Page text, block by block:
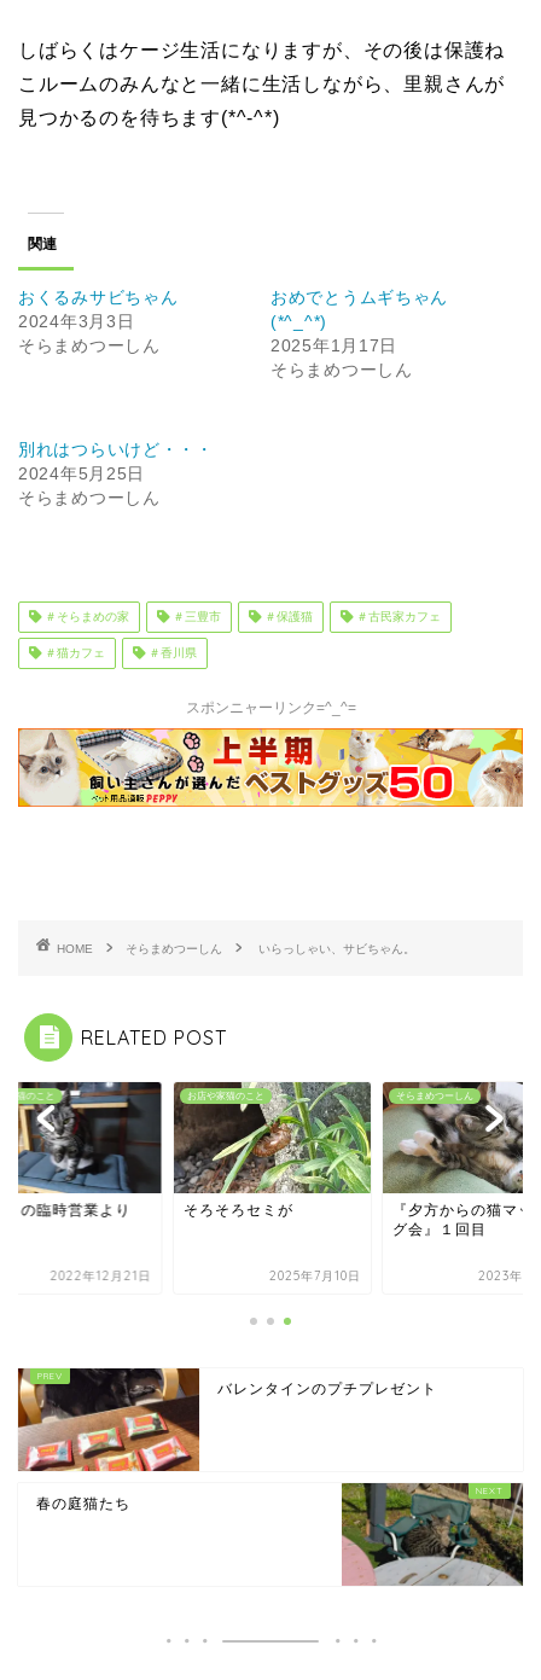
しばらくはケージ生活になりますが、その後は保護ね
こルームのみんなと一緒に生活しながら、里親さんが
見つかるのを待ちます(*^-^*)
関連
おくるみサビちゃん
2024年3月3日
そらまめつーしん
おめでとうムギちゃん
(*^_^*)
2025年1月17日
そらまめつーしん
別れはつらいけど・・・
2024年5月25日
そらまめつーしん
＃そらまめの家 ＃三豊市 ＃保護猫 ＃古民家カフェ
＃猫カフェ ＃香川県
スポンニャーリンク=^_^=
HOME そらまめつーしん いらっしゃい、サビちゃん。
RELATED POST
家猫のこと
目の臨時営業より
2022年12月21日
お店や家猫のこと
そろそろセミが
2025年7月10日
そらまめつーしん
『夕方からの猫マッ
グ会』１回目
2023年7
バレンタインのプチプレゼント
春の庭猫たち